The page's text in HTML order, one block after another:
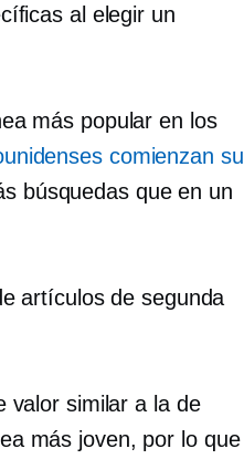
al elegir un
más popular en los
comienzan su
búsquedas que en un
artículos de segunda
valor similar a la de
más joven, por lo que